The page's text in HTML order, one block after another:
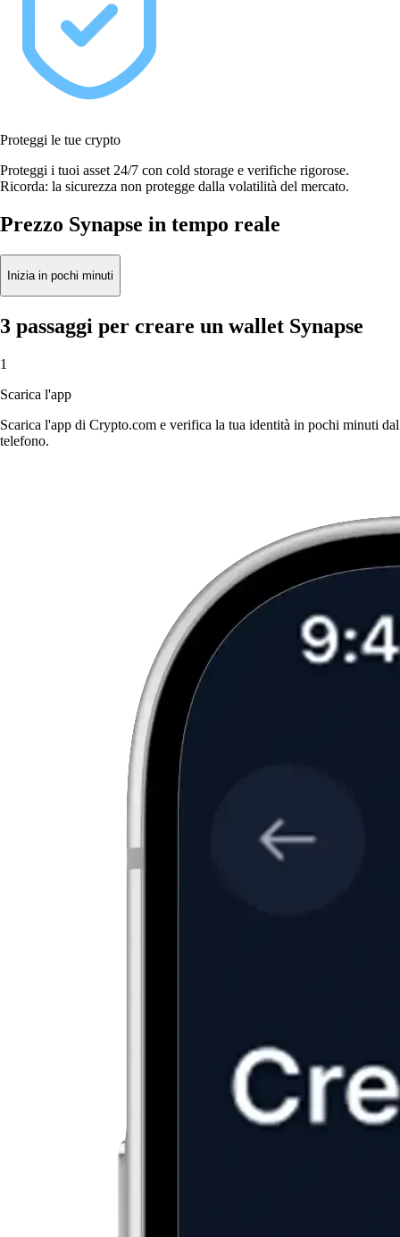
Proteggi le tue crypto
Proteggi i tuoi asset 24/7 con cold storage e verifiche rigorose.
Ricorda: la sicurezza non protegge dalla volatilità del mercato.
Prezzo Synapse in tempo reale
Inizia in pochi minuti
3 passaggi per creare un wallet Synapse
1
Scarica l'app
Scarica l'app di Crypto.com e verifica la tua identità in pochi minuti dal
telefono.